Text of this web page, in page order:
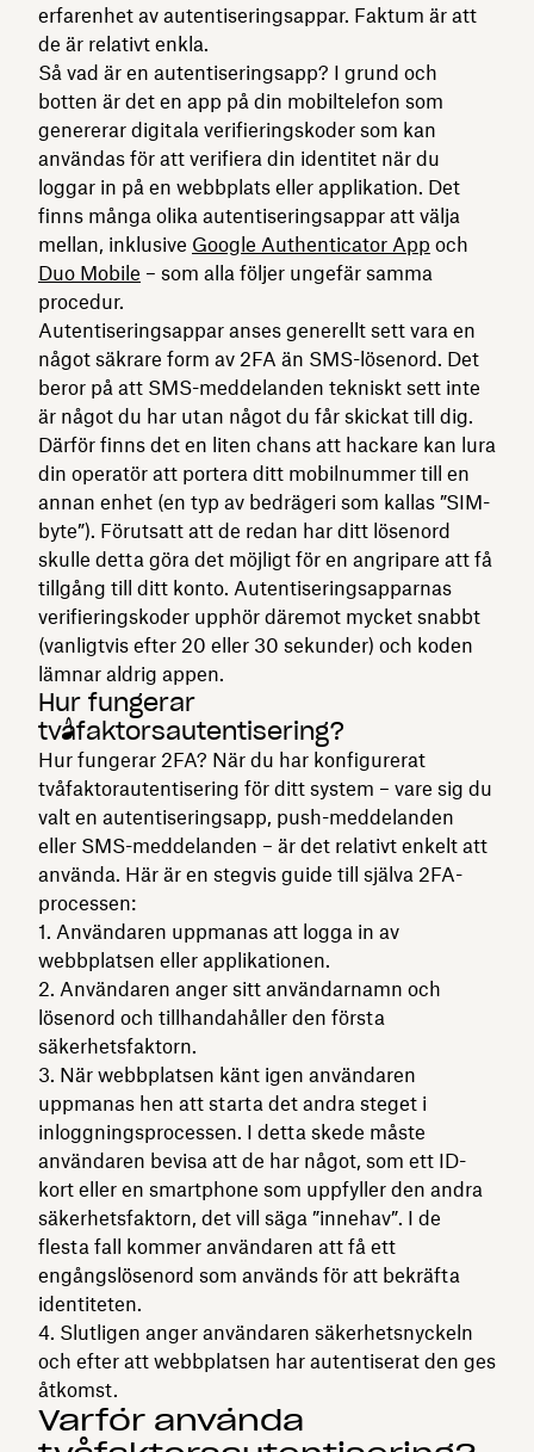
erfarenhet av autentiseringsappar. Faktum är att
de är relativt enkla.
Så vad är en autentiseringsapp? I grund och
botten är det en app på din mobiltelefon som
genererar digitala verifieringskoder som kan
användas för att verifiera din identitet när du
loggar in på en webbplats eller applikation. Det
finns många olika autentiseringsappar att välja
mellan, inklusive Google Authenticator App och
Duo Mobile – som alla följer ungefär samma
procedur.
Autentiseringsappar anses generellt sett vara en
något säkrare form av 2FA än SMS-lösenord. Det
beror på att SMS-meddelanden tekniskt sett inte
är något du har utan något du får skickat till dig.
Därför finns det en liten chans att hackare kan lura
din operatör att portera ditt mobilnummer till en
annan enhet (en typ av bedrägeri som kallas ”SIM-
byte”). Förutsatt att de redan har ditt lösenord
skulle detta göra det möjligt för en angripare att få
tillgång till ditt konto. Autentiseringsapparnas
verifieringskoder upphör däremot mycket snabbt
(vanligtvis efter 20 eller 30 sekunder) och koden
lämnar aldrig appen.
Hur fungerar
tvåfaktorsautentisering?
Hur fungerar 2FA? När du har konfigurerat
tvåfaktorautentisering för ditt system – vare sig du
valt en autentiseringsapp, push-meddelanden
eller SMS-meddelanden – är det relativt enkelt att
använda. Här är en stegvis guide till själva 2FA-
processen:
Användaren uppmanas att logga in av
webbplatsen eller applikationen.
Användaren anger sitt användarnamn och
lösenord och tillhandahåller den första
säkerhetsfaktorn.
När webbplatsen känt igen användaren
uppmanas hen att starta det andra steget i
inloggningsprocessen. I detta skede måste
användaren bevisa att de har något, som ett ID-
kort eller en smartphone som uppfyller den andra
säkerhetsfaktorn, det vill säga ”innehav”. I de
flesta fall kommer användaren att få ett
engångslösenord som används för att bekräfta
identiteten.
Slutligen anger användaren säkerhetsnyckeln
och efter att webbplatsen har autentiserat den ges
åtkomst.
Varför använda